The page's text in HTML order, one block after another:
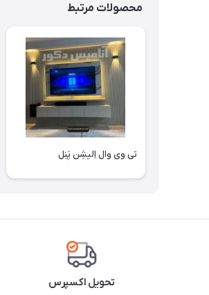
محصولات مرتبط
تی وی وال اِلیشِن پَنِل
تحویل اکسپرس